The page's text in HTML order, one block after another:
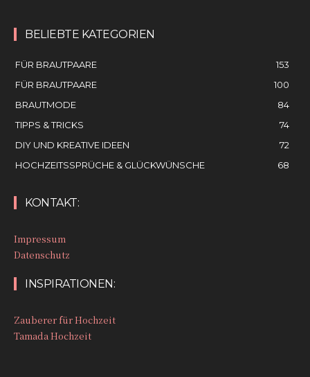
BELIEBTE KATEGORIEN
FÜR BRAUTPAARE
153
FÜR BRAUTPAARE
100
BRAUTMODE
84
TIPPS & TRICKS
74
DIY UND KREATIVE IDEEN
72
HOCHZEITSSPRÜCHE & GLÜCKWÜNSCHE
68
KONTAKT:
Impressum
Datenschutz
INSPIRATIONEN:
Zauberer für Hochzeit
Tamada Hochzeit